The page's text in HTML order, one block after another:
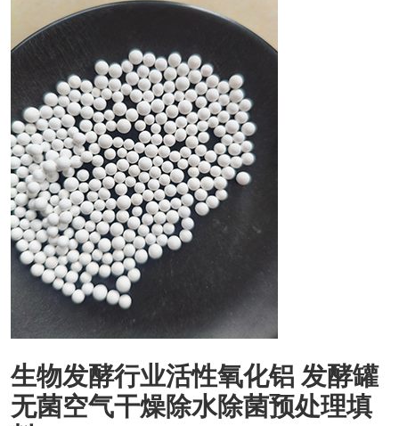
生物发酵行业活性氧化铝 发酵罐
无菌空气干燥除水除菌预处理填